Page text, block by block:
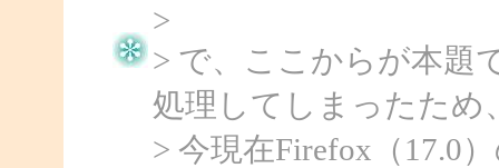
>
> で、ここからが本題
処理してしまったため
> 今現在Firefox（17.0